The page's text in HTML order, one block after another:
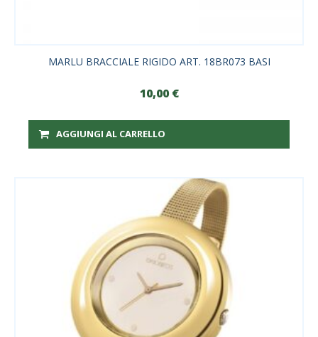
MARLU BRACCIALE RIGIDO ART. 18BR073 BASI
10,00 €
AGGIUNGI AL CARRELLO